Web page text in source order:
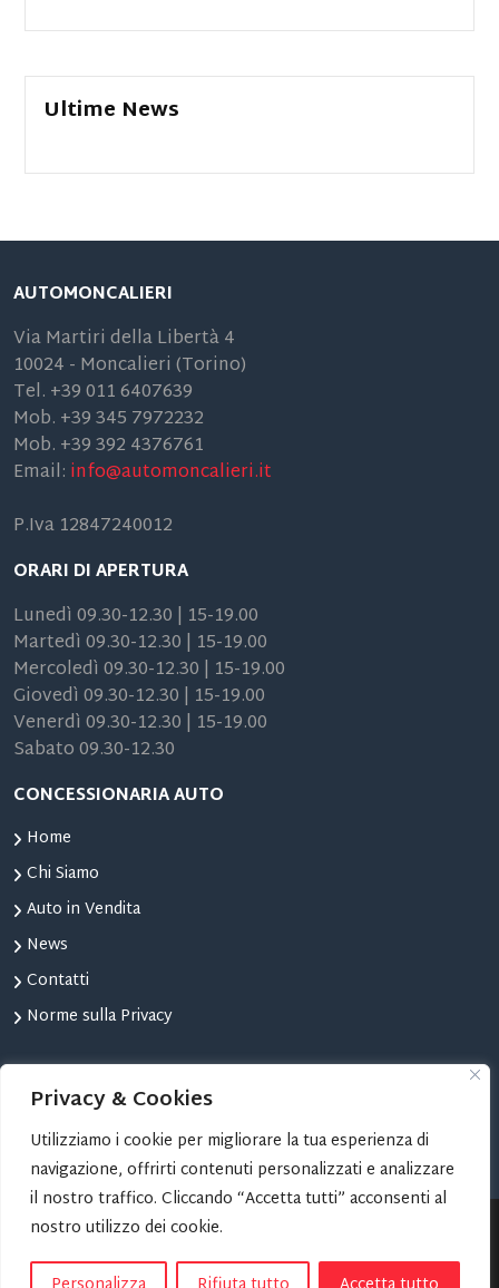
Privacy & Cookies
Utilizziamo i cookie per migliorare la tua esperienza di
navigazione, offrirti contenuti personalizzati e analizzare
il nostro traffico. Cliccando “Accetta tutti” acconsenti al
nostro utilizzo dei cookie.
Ultime News
AUTOMONCALIERI
Via Martiri della Libertà 4
10024 - Moncalieri (Torino)
Tel. +39 011 6407639
Mob. +39 345 7972232
Mob. +39 392 4376761
Email: info@automoncalieri.it
P.Iva 12847240012
ORARI DI APERTURA
Lunedì 09.30-12.30 | 15-19.00
Martedì 09.30-12.30 | 15-19.00
Mercoledì 09.30-12.30 | 15-19.00
Giovedì 09.30-12.30 | 15-19.00
Venerdì 09.30-12.30 | 15-19.00
Sabato 09.30-12.30
CONCESSIONARIA AUTO
Home
Chi Siamo
Auto in Vendita
News
Contatti
Norme sulla Privacy
STRUMENTI
Confronta Auto
Le tue Auto Preferite
Copyright © 2024 AUTOMONCALIERI | Progetto Web: